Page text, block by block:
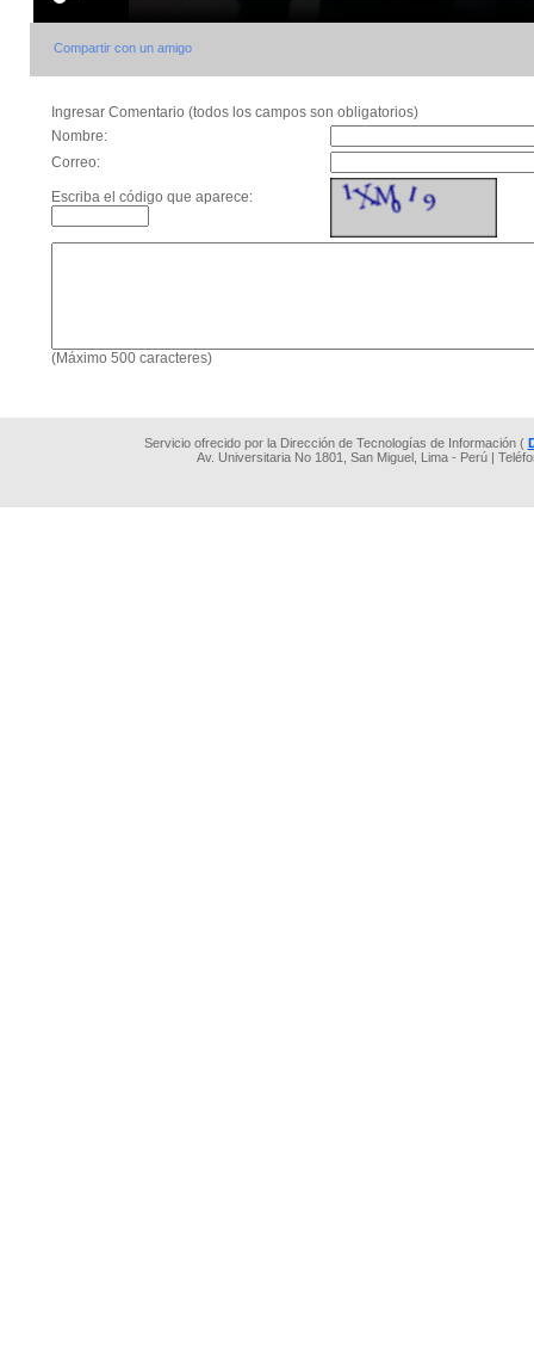
Compartir con un amigo
Ingresar Comentario (todos los campos son obligatorios)
Nombre:
Correo:
Escriba el código que aparece:
(Máximo 500 caracteres)
Servicio ofrecido por la Dirección de Tecnologías de Información (
Av. Universitaria No 1801, San Miguel, Lima - Perú |